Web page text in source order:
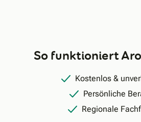
So funktioniert
Kostenlos &
Persönliche
Regionale